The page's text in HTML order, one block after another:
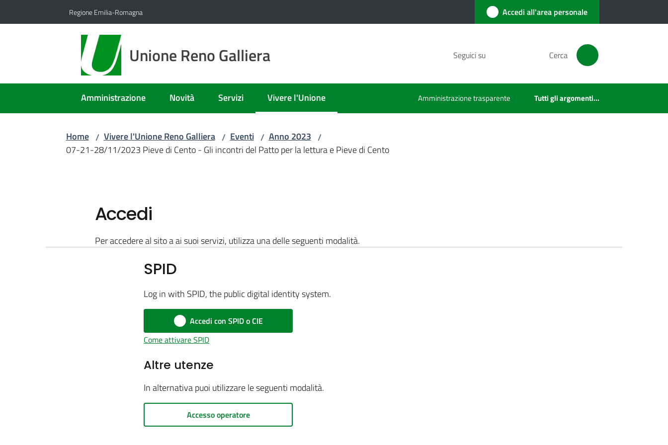
Regione Emilia-Romagna Accedi all'area personale
Unione Reno Galliera Seguici su Cerca
Amministrazione Novità Servizi Vivere l'Unione
Menu selezionato Amministrazione trasparente Tutti gli argomenti...
Home / Vivere l'Unione Reno Galliera / Eventi / Anno 2023 /
07-21-28/11/2023 Pieve di Cento - Gli incontri del Patto per la lettura e Pieve di Cento
Accedi
Per accedere al sito a ai suoi servizi, utilizza una delle seguenti modalità.
SPID
Log in with SPID, the public digital identity system.
Accedi con SPID o CIE
Come attivare SPID
Altre utenze
In alternativa puoi utilizzare le seguenti modalità.
Accesso operatore